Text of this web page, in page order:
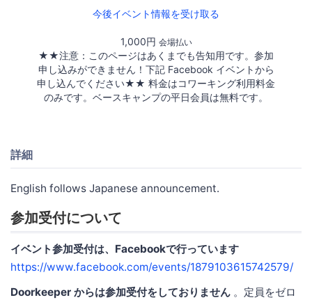
今後イベント情報を受け取る
1,000円 会場払い
★★注意：このページはあくまでも告知用です。参加
申し込みができません！下記 Facebook イベントから
申し込んでください★★ 料金はコワーキング利用料金
のみです。ベースキャンプの平日会員は無料です。
詳細
English follows Japanese announcement.
参加受付について
イベント参加受付は、Facebookで行っています
https://www.facebook.com/events/1879103615742579/
Doorkeeper からは参加受付をしておりません 。定員をゼロ